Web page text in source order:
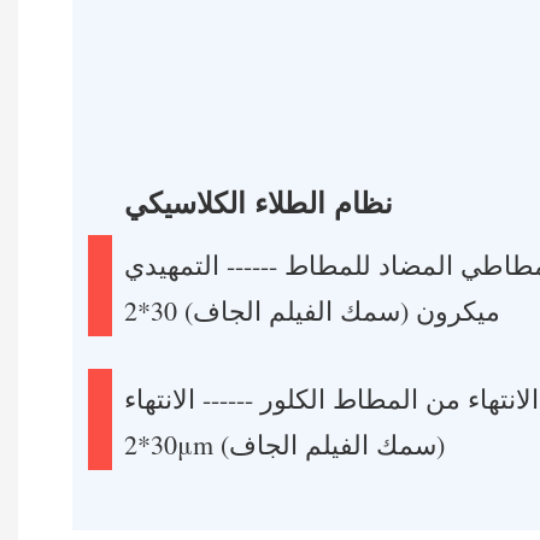
نظام الطلاء الكلاسيكي
المضاد للمطاط ------ التمهيدي
2*30 ميكرون (سمك الفيلم الجاف)
الانتهاء من المطاط الكلور ------ الانتهاء
2*30μm (سمك الفيلم الجاف)